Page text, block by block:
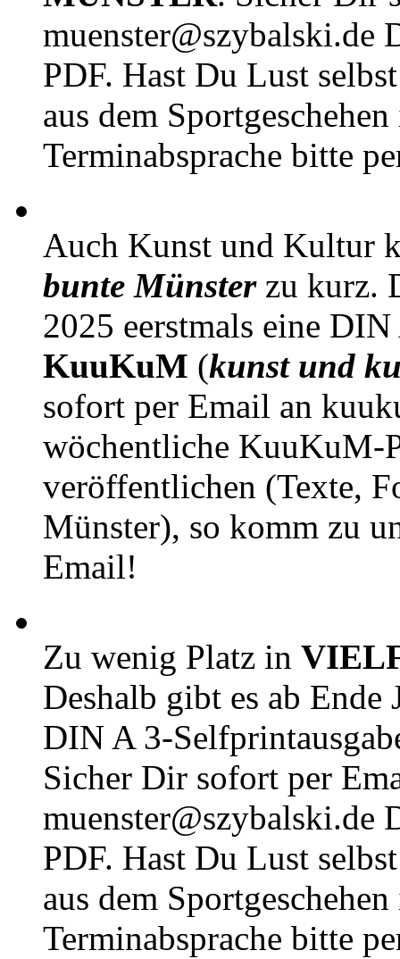
muenster@szybalski.de
PDF. Hast Du Lust
aus dem
Terminabsprache bitte
Auch Kunst und Kultur
bunte Münsterzu kurz.
2025 eerstmals eine
KuuKuM (kunst und
sofort per Email an
wöchentliche KuuKuM-
veröffentlichen (Texte,
Münster), so komm zu
Email!
Zu wenig Platz in
Deshalb gibt es ab Ende
DIN A 3-
Sicher Dir sofort per
muenster@szybalski.de
PDF. Hast Du Lust
aus dem
Terminabsprache bitte